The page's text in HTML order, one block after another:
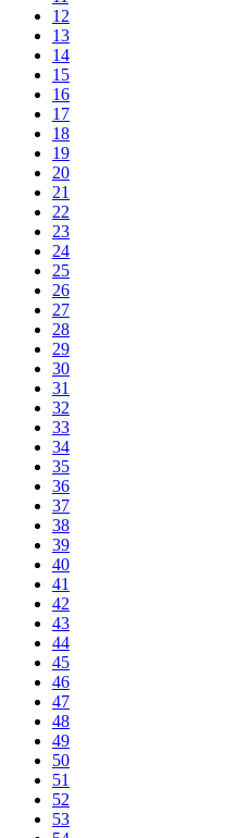
12
13
14
15
16
17
18
19
20
21
22
23
24
25
26
27
28
29
30
31
32
33
34
35
36
37
38
39
40
41
42
43
44
45
46
47
48
49
50
51
52
53